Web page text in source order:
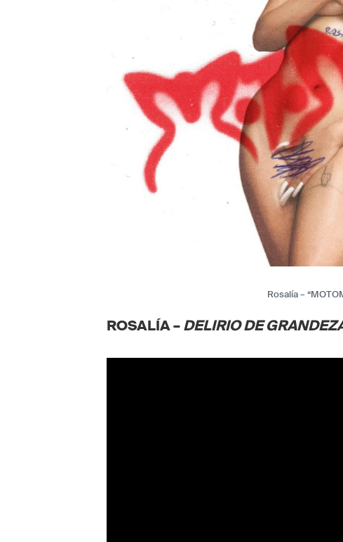
Rosalía –
ROSALÍA –DELIRIO DE